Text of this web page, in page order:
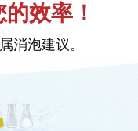
效率！
消泡建议。